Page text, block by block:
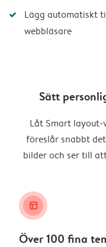
Lägg automatiskt
webbläsare
Sätt
Låt Smart
föreslår snabbt
bilder och ser till
layout_alt
Över 100 fina